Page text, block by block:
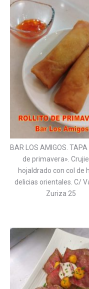
BAR LOS AMIGOS.
de primavera».
hojaldrado con col de
delicias orientales. C/
Zuriza 25